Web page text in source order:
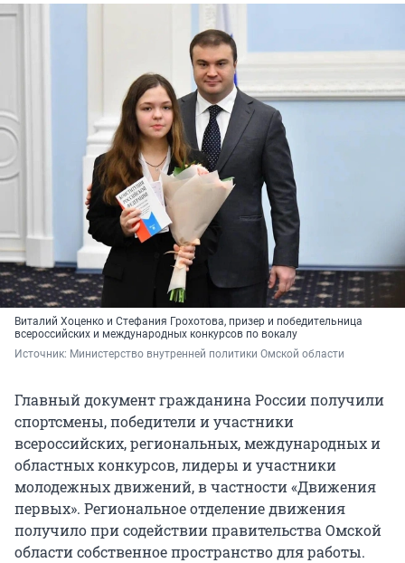
Виталий Хоценко и Стефания Грохотова, призер и победительница
всероссийских и международных конкурсов по вокалу
Источник: Министерство внутренней политики Омской области
Главный документ гражданина России получили
спортсмены, победители и участники
всероссийских, региональных, международных и
областных конкурсов, лидеры и участники
молодежных движений, в частности «Движения
первых». Региональное отделение движения
получило при содействии правительства Омской
области собственное пространство для работы.